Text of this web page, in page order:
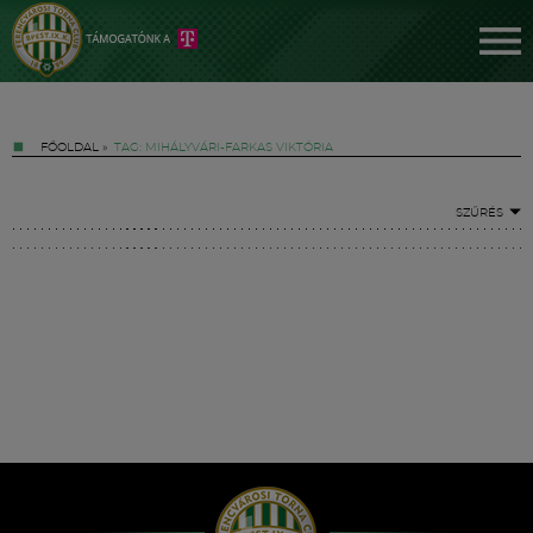
FŐOLDAL » TAG: MIHÁLYVÁRI-FARKAS VIKTÓRIA
SZŰRÉS
Hírek